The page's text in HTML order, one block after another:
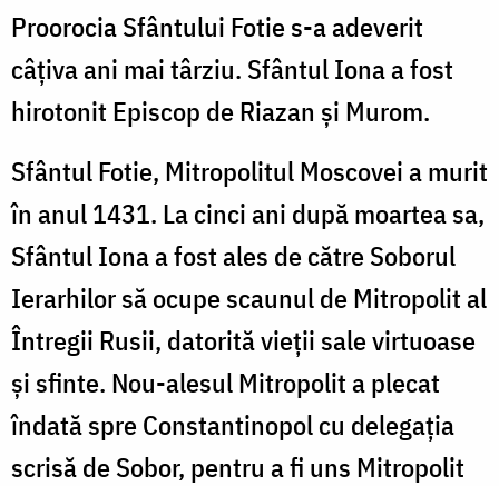
Proorocia Sfântului Fotie s-a adeverit
câțiva ani mai târziu. Sfântul Iona a fost
hirotonit Episcop de Riazan și Murom.
Sfântul Fotie, Mitropolitul Moscovei a murit
în anul 1431. La cinci ani după moartea sa,
Sfântul Iona a fost ales de către Soborul
Ierarhilor să ocupe scaunul de Mitropolit al
Întregii Rusii, datorită vieții sale virtuoase
și sfinte. Nou-alesul Mitropolit a plecat
îndată spre Constantinopol cu delegația
scrisă de Sobor, pentru a fi uns Mitropolit